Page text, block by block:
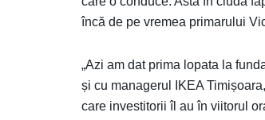
încă de pe vremea primarului
„Azi am dat prima lopata la
și cu managerul IKEA
care investitorii îl au în viitorul